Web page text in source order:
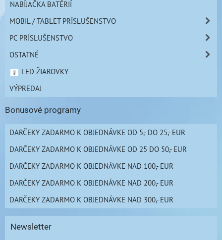
NABÍJAČKA BATÉRIÍ
MOBIL / TABLET PRÍSLUŠENSTVO
PC PRÍSLUŠENSTVO
OSTATNÉ
LED ŽIAROVKY
VÝPREDAJ
Bonusové programy
DARČEKY ZADARMO K OBJEDNÁVKE OD 5,- DO 25,- EUR
DARČEKY ZADARMO K OBJEDNÁVKE OD 25 DO 50,- EUR
DARČEKY ZADARMO K OBJEDNÁVKE NAD 100,- EUR
DARČEKY ZADARMO K OBJEDNÁVKE NAD 200,- EUR
DARČEKY ZADARMO K OBJEDNÁVKE NAD 300,- EUR
Newsletter